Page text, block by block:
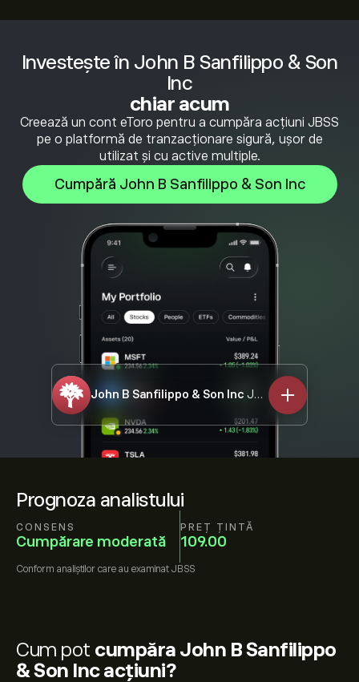
Prognoza analistului
CONSENS
Cumpărare moderată
PREȚ ȚINTĂ
109.00
Conform analiștilor care au examinat JBSS
Investește în John B Sanfilippo & Son
Inc
chiar acum
Creează un cont eToro pentru a cumpăra acțiuni JBSS
pe o platformă de tranzacționare sigură, ușor de
utilizat și cu active multiple.
Cumpără John B Sanfilippo & Son Inc
John B Sanfilippo & Son Inc JBSS
Cum pot cumpăra John B Sanfilippo
& Son Inc acțiuni?